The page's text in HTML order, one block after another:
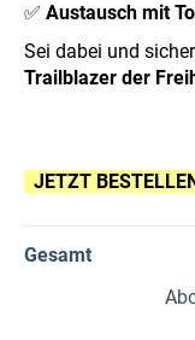
✅ Austausch mit
Sei dabei und
Trailblazer der
JETZT
Gesamt